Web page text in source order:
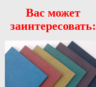
Вас может
заинтересовать: